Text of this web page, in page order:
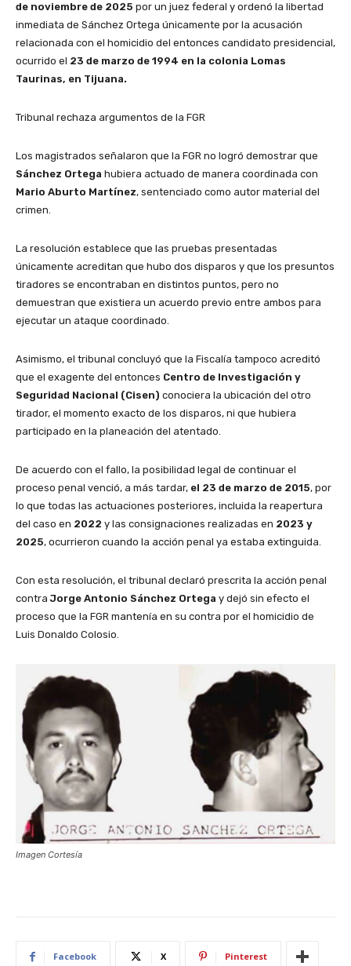
de noviembre de 2025 por un juez federal y ordenó la libertad
inmediata de Sánchez Ortega únicamente por la acusación
relacionada con el homicidio del entonces candidato presidencial,
ocurrido el 23 de marzo de 1994 en la colonia Lomas
Taurinas, en Tijuana.
Tribunal rechaza argumentos de la FGR
Los magistrados señalaron que la FGR no logró demostrar que
Sánchez Ortega hubiera actuado de manera coordinada con
Mario Aburto Martínez, sentenciado como autor material del
crimen.
La resolución establece que las pruebas presentadas
únicamente acreditan que hubo dos disparos y que los presuntos
tiradores se encontraban en distintos puntos, pero no
demuestran que existiera un acuerdo previo entre ambos para
ejecutar un ataque coordinado.
Asimismo, el tribunal concluyó que la Fiscalía tampoco acreditó
que el exagente del entonces Centro de Investigación y
Seguridad Nacional (Cisen) conociera la ubicación del otro
tirador, el momento exacto de los disparos, ni que hubiera
participado en la planeación del atentado.
De acuerdo con el fallo, la posibilidad legal de continuar el
proceso penal venció, a más tardar, el 23 de marzo de 2015, por
lo que todas las actuaciones posteriores, incluida la reapertura
del caso en 2022 y las consignaciones realizadas en 2023 y
2025, ocurrieron cuando la acción penal ya estaba extinguida.
Con esta resolución, el tribunal declaró prescrita la acción penal
contraJorge Antonio Sánchez Ortega y dejó sin efecto el
proceso que la FGR mantenía en su contra por el homicidio de
Luis Donaldo Colosio.
Imagen Cortesía
Facebook X Pinterest